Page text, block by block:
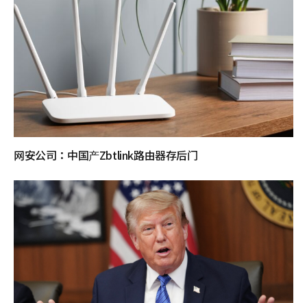
网安公司：中国产Zbtlink路由器存后门